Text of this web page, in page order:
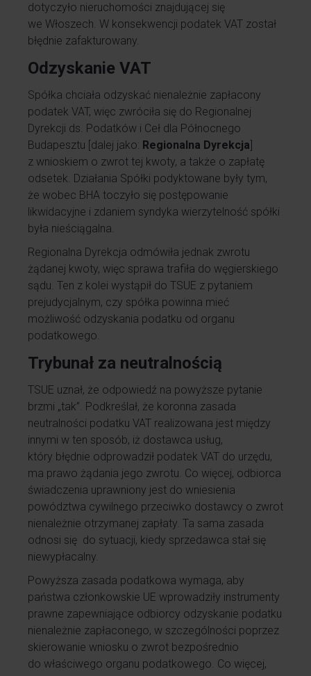
dotyczyło nieruchomości znajdującej się
we Włoszech. W konsekwencji podatek VAT został
błędnie zafakturowany.
Odzyskanie VAT
Spółka chciała odzyskać nienależnie zapłacony
podatek VAT, więc zwróciła się do Regionalnej
Dyrekcji ds. Podatków i Ceł dla Północnego
Budapesztu [dalej jako: Regionalna Dyrekcja]
z wnioskiem o zwrot tej kwoty, a także o zapłatę
odsetek. Działania Spółki podyktowane były tym,
że wobec BHA toczyło się postępowanie
likwidacyjne i zdaniem syndyka wierzytelność spółki
była nieściągalna.
Regionalna Dyrekcja odmówiła jednak zwrotu
żądanej kwoty, więc sprawa trafiła do węgierskiego
sądu. Ten z kolei wystąpił do TSUE z pytaniem
prejudycjalnym, czy spółka powinna mieć
możliwość odzyskania podatku od organu
podatkowego.
Trybunał za neutralnością
TSUE uznał, że odpowiedź na powyższe pytanie
brzmi „tak”. Podkreślał, że koronna zasada
neutralności podatku VAT realizowana jest między
innymi w ten sposób, iż dostawca usług,
który błędnie odprowadził podatek VAT do urzędu,
ma prawo żądania jego zwrotu. Co więcej, odbiorca
świadczenia uprawniony jest do wniesienia
powództwa cywilnego przeciwko dostawcy o zwrot
nienależnie otrzymanej zapłaty. Ta sama zasada
odnosi się do sytuacji, kiedy sprzedawca stał się
niewypłacalny.
Powyższa zasada podatkowa wymaga, aby
państwa członkowskie UE wprowadziły instrumenty
prawne zapewniające odbiorcy odzyskanie podatku
nienależnie zapłaconego, w szczególności poprzez
skierowanie wniosku o zwrot bezpośrednio
do właściwego organu podatkowego. Co więcej,